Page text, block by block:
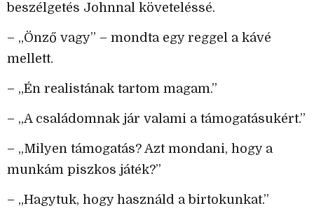
beszélgetés Johnnal követeléssé.
– „Önző vagy” – mondta egy reggel a kávé
mellett.
– „Én realistának tartom magam.”
– „A családomnak jár valami a támogatásukért.”
– „Milyen támogatás? Azt mondani, hogy a
munkám piszkos játék?”
– „Hagytuk, hogy használd a birtokunkat.”